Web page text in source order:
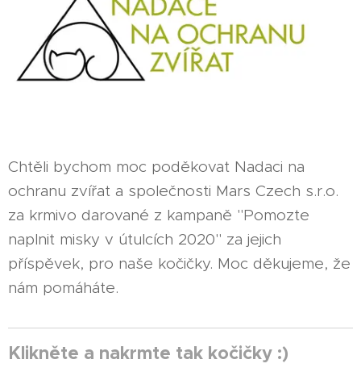
Chtěli bychom moc poděkovat Nadaci na
ochranu zvířat a společnosti Mars Czech s.r.o.
za krmivo darované z kampaně "Pomozte
naplnit misky v útulcích 2020" za jejich
příspěvek, pro naše kočičky. Moc děkujeme, že
nám pomáháte.
Klikněte a nakrmte tak kočičky :)